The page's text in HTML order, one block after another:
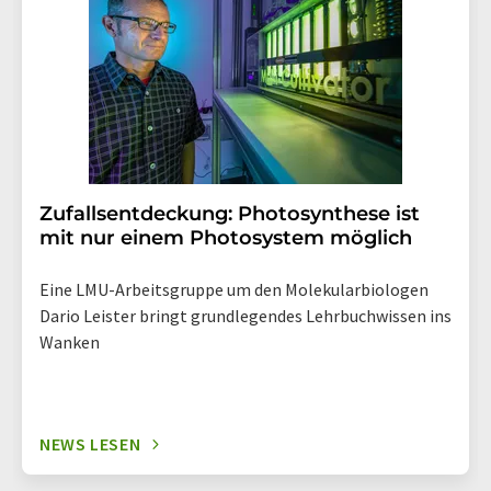
widerrufen. Zudem ist in jeder E-Mail ein Link zur
Abbestellung des entsprechenden Newsletters
enthalten.
Zufallsentdeckung: Photosynthese ist
mit nur einem Photosystem möglich
Eine LMU-Arbeitsgruppe um den Molekularbiologen
Dario Leister bringt grundlegendes Lehrbuchwissen ins
Wanken
NEWS LESEN